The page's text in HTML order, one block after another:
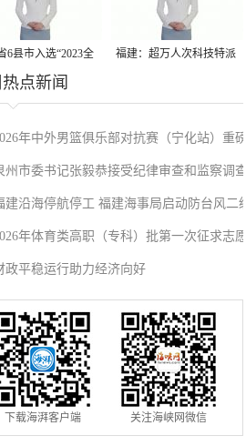
6县市入选“2023全
发展潜力百强县”
福建：超万人次科技特派
点新闻
年中外男篮俱乐部对抗赛（宁化站）重磅
袭！抢票通道即将开启→
州市委书记张毅恭接受纪律审查和监察调查
建沿海停航停工 福建海事局启动防台风二级
急响应
年体育类高职（专科）批第一次征求志愿
报
政平稳运行助力经济向好
下载海湃客户端 关注海峡网微信